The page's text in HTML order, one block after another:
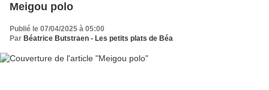
Meigou polo
Publié le 07/04/2025 à 05:00
Par Béatrice Butstraen - Les petits plats de Béa